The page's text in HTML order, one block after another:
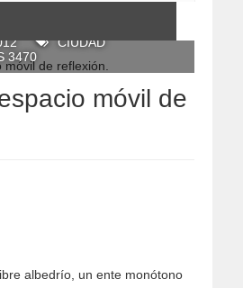
CIUDAD
3470
móvil de
albedrío, un ente monótono